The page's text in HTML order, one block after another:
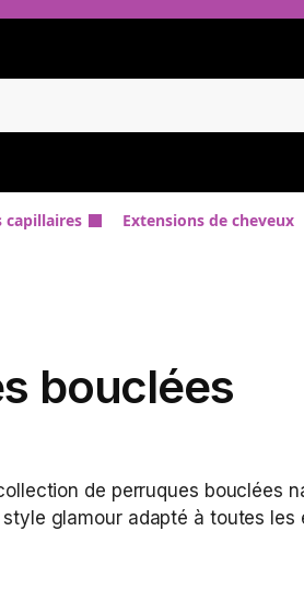
capillaires Extensions de cheveux
bouclées
de perruques bouclées
glamour adapté à toutes les